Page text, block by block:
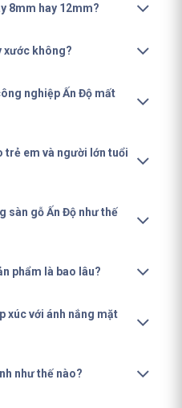
8mm hay 12mm?
xước không?
nghiệp Ấn Độ mất
trẻ em và người lớn tuổi
sàn gỗ Ấn Độ như thế
phẩm là bao lâu?
xúc với ánh nắng mặt
như thế nào?